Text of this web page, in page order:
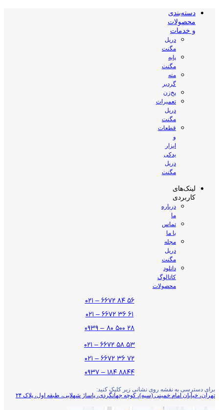
دسته‌بندی
محصولات
و خدمات
دریل
مگنت
پایه
مگنت
مته
گردبر
پخ‌زن
تعمیرات
دریل
مگنت
قطعات
و
ابزار
یدکی
دریل
مگنت
لینک‌های
کاربردی
درباره
ما
تماس
با ما
مجله
دریل
مگنت
دانلود
کاتالوگ
محصولات
۵۶ ۸۴ ۶۶۷۲ – ۰۲۱
۶۱ ۳۶ ۶۶۷۲ – ۰۲۱
۲۸ ۵۰۰ ۸۰ – ۰۹۳۹
۵۳ ۵۸ ۶۶۷۲ – ۰۲۱
۷۲ ۳۶ ۶۶۷۲ – ۰۲۱
۸۸۴۴ ۱۸۴ – ۰۹۳۷
برای دسترسی به نقشه روی نشانی زیر کلیک کنید:
تهران، خیابان امام خمینی (سپه)، کوچه جهانگردی،‌ پاساژ شهلایی، طبقه اول، پلاک ۲۴